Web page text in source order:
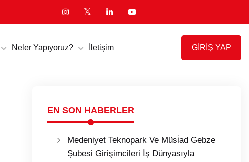
Neler Yapıyoruz? İletişim GİRİŞ YAP
EN SON HABERLER
Medeniyet Teknopark Ve Müsi̇ad Gebze
Şubesi Girişimcileri İş Dünyasıyla